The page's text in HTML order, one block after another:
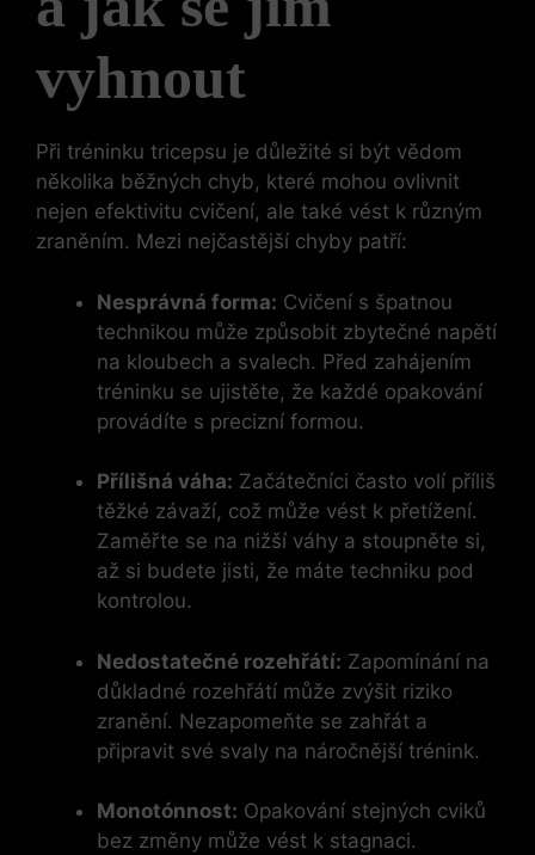
vyhnout
Při tréninku tricepsu je důležité si být vědom
několika běžných ⁢chyb, které mohou ovlivnit
nejen efektivitu cvičení, ale také vést k různým
zraněním.‍ Mezi‌ nejčastější ‌chyby patří:
Nesprávná forma: Cvičení s špatnou
technikou ‌může způsobit zbytečné napětí
na ‌kloubech a svalech. Před zahájením
tréninku se ujistěte, že ⁤každé opakování
provádíte s precizní formou.
Přílišná váha: Začátečníci často volí příliš
těžké závaží, což‌ může vést k přetížení.
⁢Zaměřte se na nižší váhy a stoupněte si,
až si budete jisti, že⁢ máte techniku pod
kontrolou.
Nedostatečné rozehřátí: Zapomínání na
důkladné rozehřátí ⁣může zvýšit⁢ riziko
zranění.‌ Nezapomeňte se zahřát a
připravit své ⁤svaly na náročnější trénink.
Monotónnost: Opakování stejných cviků
bez změny může ‌vést k⁢ stagnaci.